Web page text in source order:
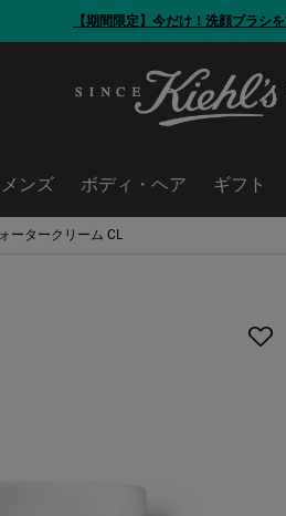
【期間限定】今だけ！洗顔ブラシ
メンズ ボディ・ヘア ギフト
ータークリーム CL